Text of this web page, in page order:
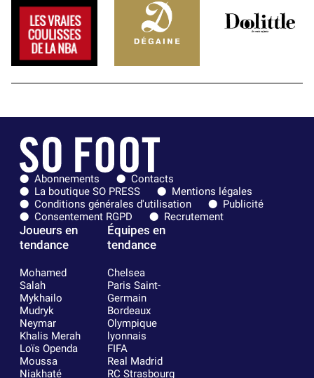
Abonnements
Contacts
La boutique SO PRESS
Mentions légales
Conditions générales d'utilisation
Publicité
Consentement RGPD
Recrutement
Joueurs en
tendance
Mohamed
Salah
Mykhailo
Mudryk
Neymar
Khalis Merah
Loïs Openda
Moussa
Niakhaté
Équipes en
tendance
Chelsea
Paris Saint-
Germain
Bordeaux
Olympique
lyonnais
FIFA
Real Madrid
RC Strasbourg